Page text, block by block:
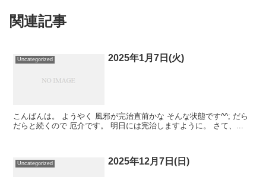
関連記事
Uncategorized 2025年1月7日(火)
こんばんは。 ようやく 風邪が完治直前かな そんな状態です^^; だら
だらと続くので 厄介です。 明日には完治しますように。 さて、...
Uncategorized 2025年12月7日(日)